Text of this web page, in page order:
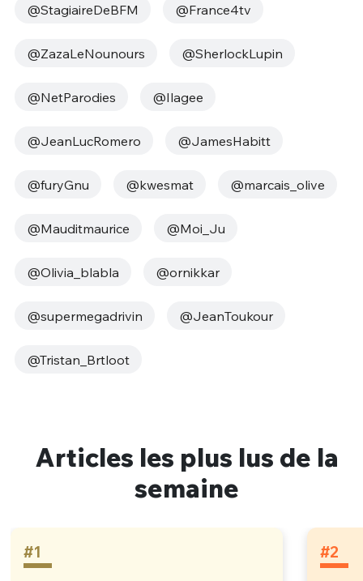
@StagiaireDeBFM @France4tv
@ZazaLeNounours @SherlockLupin
@NetParodies @Ilagee
@JeanLucRomero @JamesHabitt
@furyGnu @kwesmat @marcais_olive
@Mauditmaurice @Moi_Ju
@Olivia_blabla @ornikkar
@supermegadrivin @JeanToukour
@Tristan_Brtloot
Articles les plus lus de la
semaine
#1 #2